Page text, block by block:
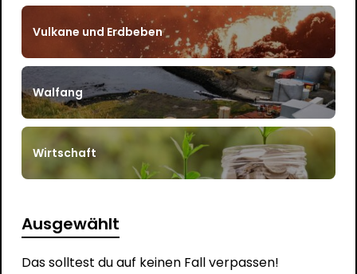
Vulkane und Erdbeben
Walfang
Wirtschaft
Ausgewählt
Das solltest du auf keinen Fall verpassen!